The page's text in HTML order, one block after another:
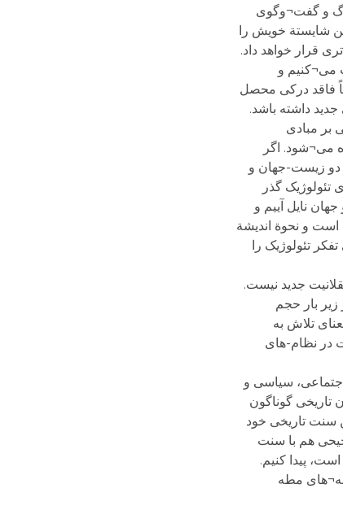
و گفت¬وگوی
شایستة خویش را
قرار خواهد داد.
می¬کنیم و
فاقد درکی محصل
داشته باشد.
بر مبادی
می¬شود. اگر
دو زیست-جهان و
تئولوژیک گذر
نایل آییم و
و نحوة اندیشة
تئولوژیک را
جدید نیست.
بار حجم
تلاش به
در نظام-های
سیاسی و
گوناگون
سنت تاریخی خود
هم با سنت
پیدا کنیم.
مطه